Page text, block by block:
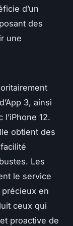
d’un
des
une
d’App 3, ainsi
12.
obtient des
Les
le service
en
ceux qui
proactive de